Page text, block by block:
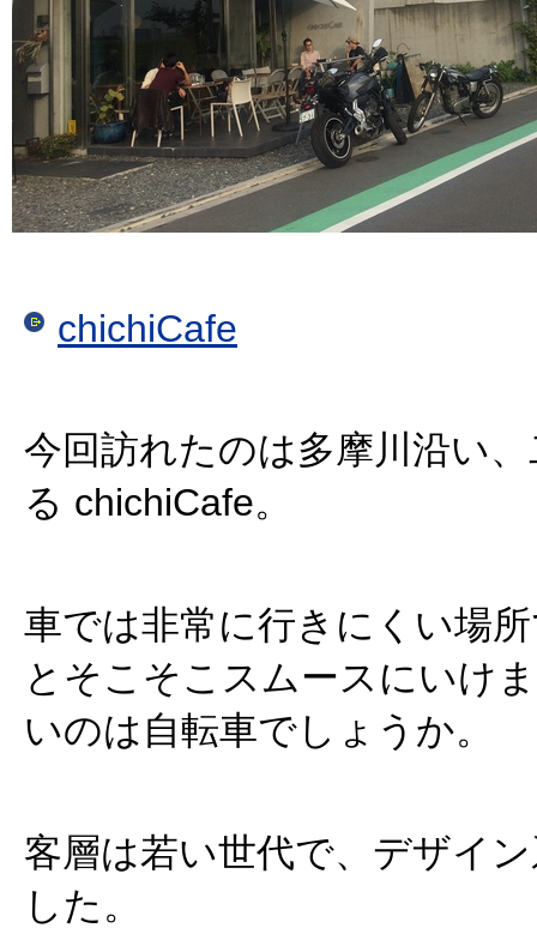
chichiCafe
今回訪れたのは多摩川沿い
る chichiCafe。
車では非常に行きにくい場
とそこそこスムースにいけ
いのは自転車でしょうか。
客層は若い世代で、デザイ
した。